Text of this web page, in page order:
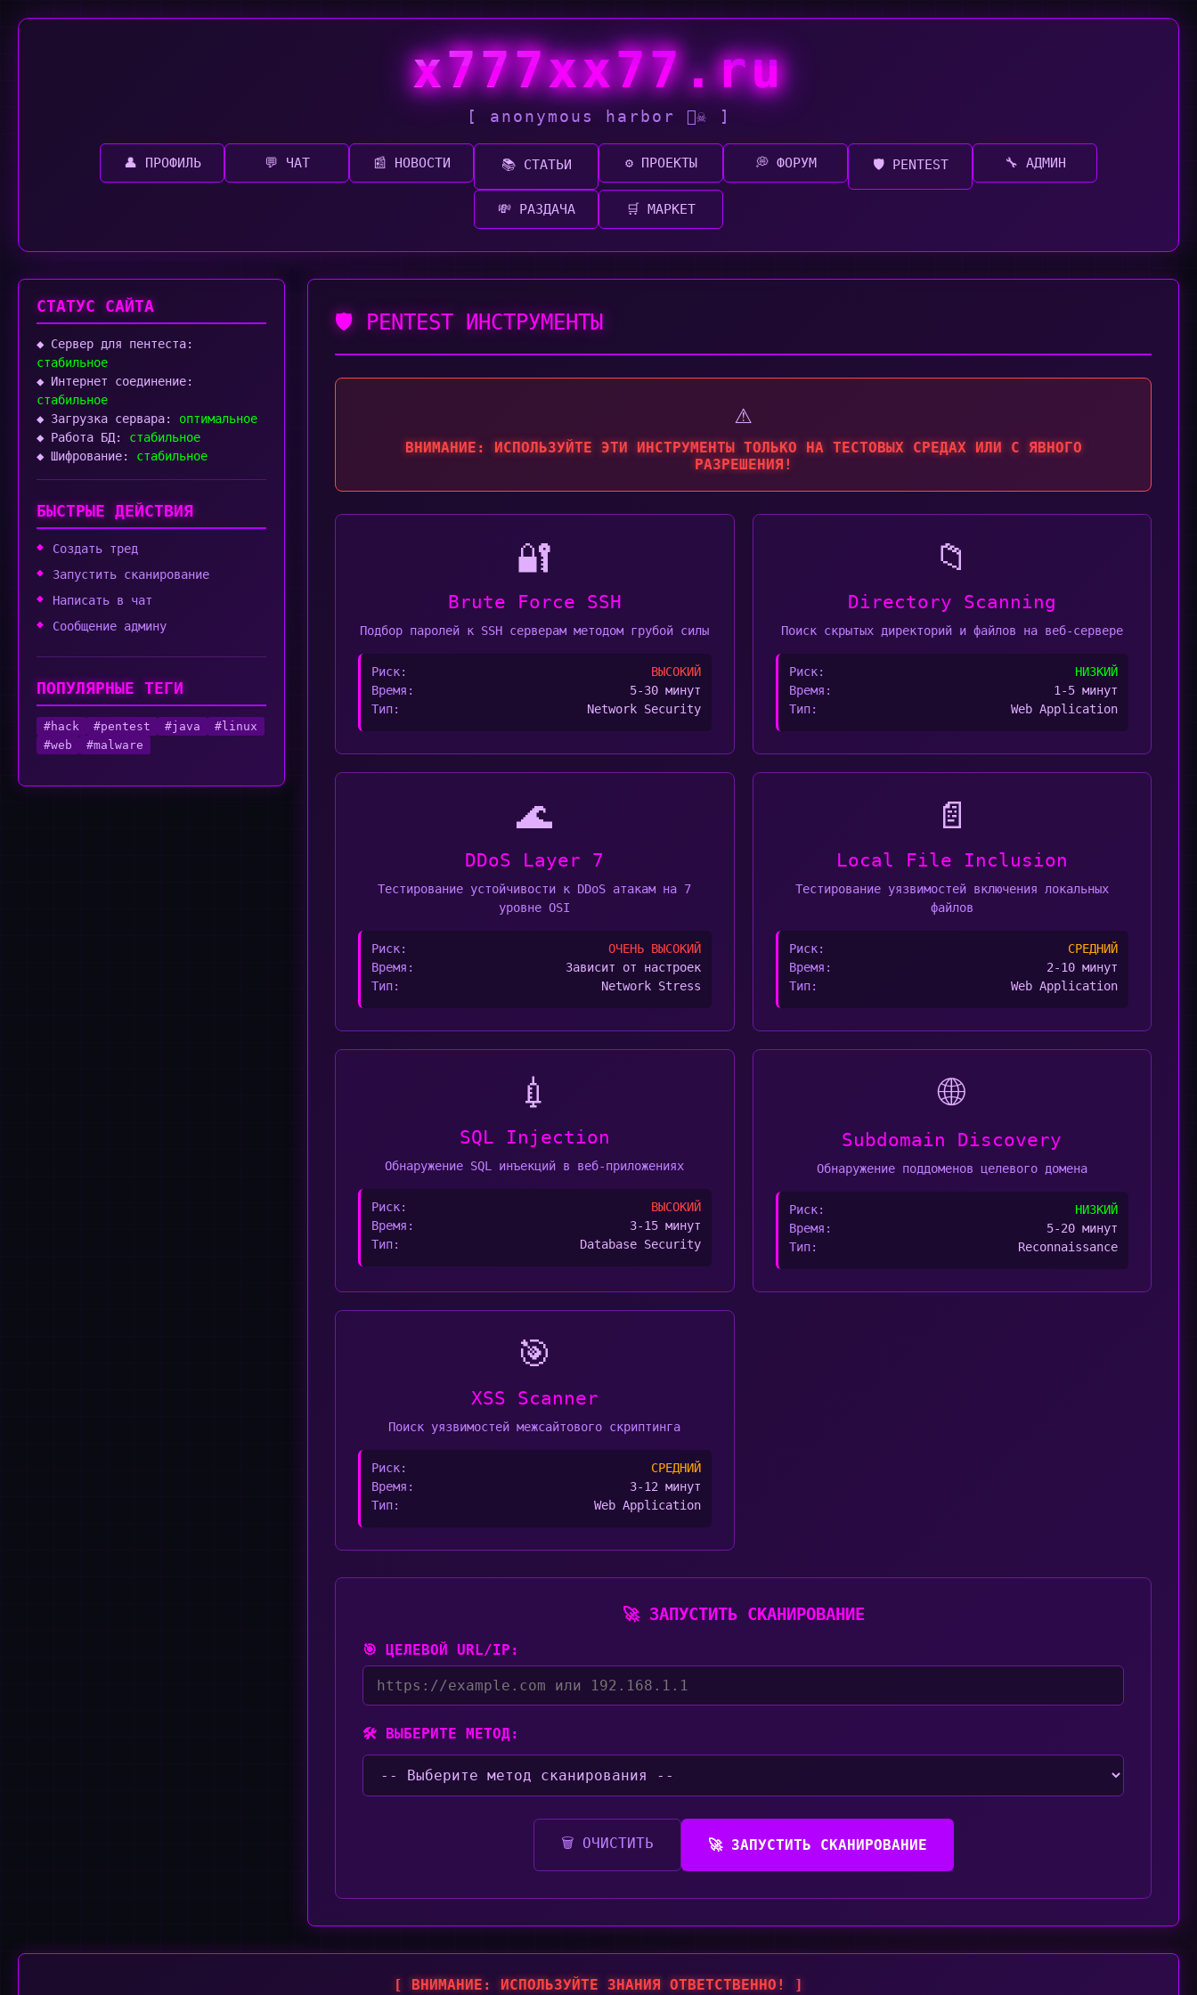
x777xx77.ru
[ anonymous harbor 🏴‍☠️ ]
👤 ПРОФИЛЬ 💬 ЧАТ 📰 НОВОСТИ 📚 СТАТЬИ ⚙️ ПРОЕКТЫ 💭 ФОРУМ 🛡️ PENTEST 🔧 АДМИН
💸 РАЗДАЧА 🛒 МАРКЕТ
СТАТУС САЙТА
◆ Сервер для пентеста:
стабильное
◆ Интернет соединение:
стабильное
◆ Загрузка сервара: оптимальное
◆ Работа БД: стабильное
◆ Шифрование: стабильное
БЫСТРЫЕ ДЕЙСТВИЯ
Создать тред
Запустить сканирование
Написать в чат
Сообщение админу
ПОПУЛЯРНЫЕ ТЕГИ
#hack #pentest #java
#linux
#web
#malware
🛡️ PENTEST ИНСТРУМЕНТЫ
⚠️
ВНИМАНИЕ: ИСПОЛЬЗУЙТЕ ЭТИ ИНСТРУМЕНТЫ ТОЛЬКО НА ТЕСТОВЫХ СРЕДАХ ИЛИ С ЯВНОГО
РАЗРЕШЕНИЯ!
🔐
Brute Force SSH
Подбор паролей к SSH серверам методом грубой силы
Риск:
ВЫСОКИЙ
Время:
5-30 минут
Тип:
Network Security
📁
Directory Scanning
Поиск скрытых директорий и файлов на веб-сервере
Риск:
НИЗКИЙ
Время:
1-5 минут
Тип:
Web Application
🌊
DDoS Layer 7
Тестирование устойчивости к DDoS атакам на 7
уровне OSI
Риск:
ОЧЕНЬ ВЫСОКИЙ
Время:
Зависит от настроек
Тип:
Network Stress
📄
Local File Inclusion
Тестирование уязвимостей включения локальных
файлов
Риск:
СРЕДНИЙ
Время:
2-10 минут
Тип:
Web Application
💉
SQL Injection
Обнаружение SQL инъекций в веб-приложениях
Риск:
ВЫСОКИЙ
Время:
3-15 минут
Тип:
Database Security
🌐
Subdomain Discovery
Обнаружение поддоменов целевого домена
Риск:
НИЗКИЙ
Время:
5-20 минут
Тип:
Reconnaissance
🎯
XSS Scanner
Поиск уязвимостей межсайтового скриптинга
Риск:
СРЕДНИЙ
Время:
3-12 минут
Тип:
Web Application
🚀 ЗАПУСТИТЬ СКАНИРОВАНИЕ
🎯 ЦЕЛЕВОЙ URL/IP:
🛠️ ВЫБЕРИТЕ МЕТОД:
🗑️ ОЧИСТИТЬ 🚀 ЗАПУСТИТЬ СКАНИРОВАНИЕ
[ ВНИМАНИЕ: ИСПОЛЬЗУЙТЕ ЗНАНИЯ ОТВЕТСТВЕННО! ]